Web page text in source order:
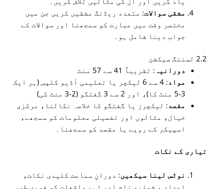
مشقی سوالات: متعدد ریڈنگ مشقیں کریں جن میں
مختصر وقت میں عبارت کو سمجھنا اور سوالات کے
جواب دینا شامل ہو۔
2.2 لسننگ سیکشن
دورانیہ : تقریباً 41 سے 57 منٹ
مواد
: 4 سے 6 لیکچر یا تعلیمی آڈیو کلپس (ہر ایک
3-5 منٹ کا)، اور 2 سے 3 گفتگو (2-3 منٹ کی)
مقصد: لیکچرز یا گفتگو کا خلاصہ نکالنا، مرکزی
خیال، مثالوں اور تفصیلی معلومات کو سمجھے،
اسپیکر کے رویے یا مقصد کو سمجھنا۔
تیاری کے نکات
نوٹس لینا سیکھیں: دورانِ سماعت کلیدی نکات،
اعداد و شمار، نام اور اہم واقعات کو فوری طور